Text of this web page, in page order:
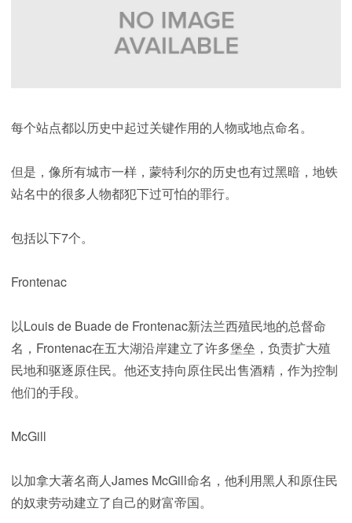
每个站点都以历史中起过关键作用的人物或地点命名。
但是，像所有城市一样，蒙特利尔的历史也有过黑暗，地铁
站名中的很多人物都犯下过可怕的罪行。
包括以下7个。
Frontenac
以Louis de Buade de Frontenac新法兰西殖民地的总督命
名，Frontenac在五大湖沿岸建立了许多堡垒，负责扩大殖
民地和驱逐原住民。他还支持向原住民出售酒精，作为控制
他们的手段。
McGill
以加拿大著名商人James McGill命名，他利用黑人和原住民
的奴隶劳动建立了自己的财富帝国。